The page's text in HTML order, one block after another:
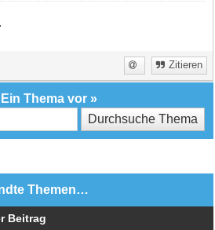
Zitieren
Ein Thema vor »
Themen…
Beitrag